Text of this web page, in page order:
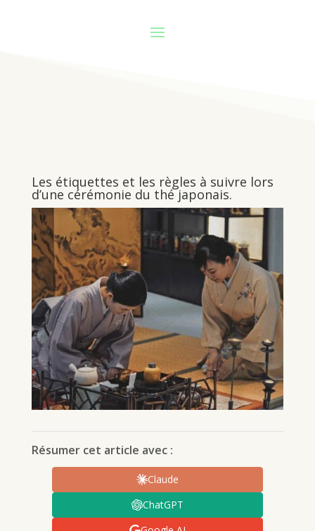
Les étiquettes et les règles à suivre lors
d’une cérémonie du thé japonais.
Résumer cet article avec :
Claude
ChatGPT